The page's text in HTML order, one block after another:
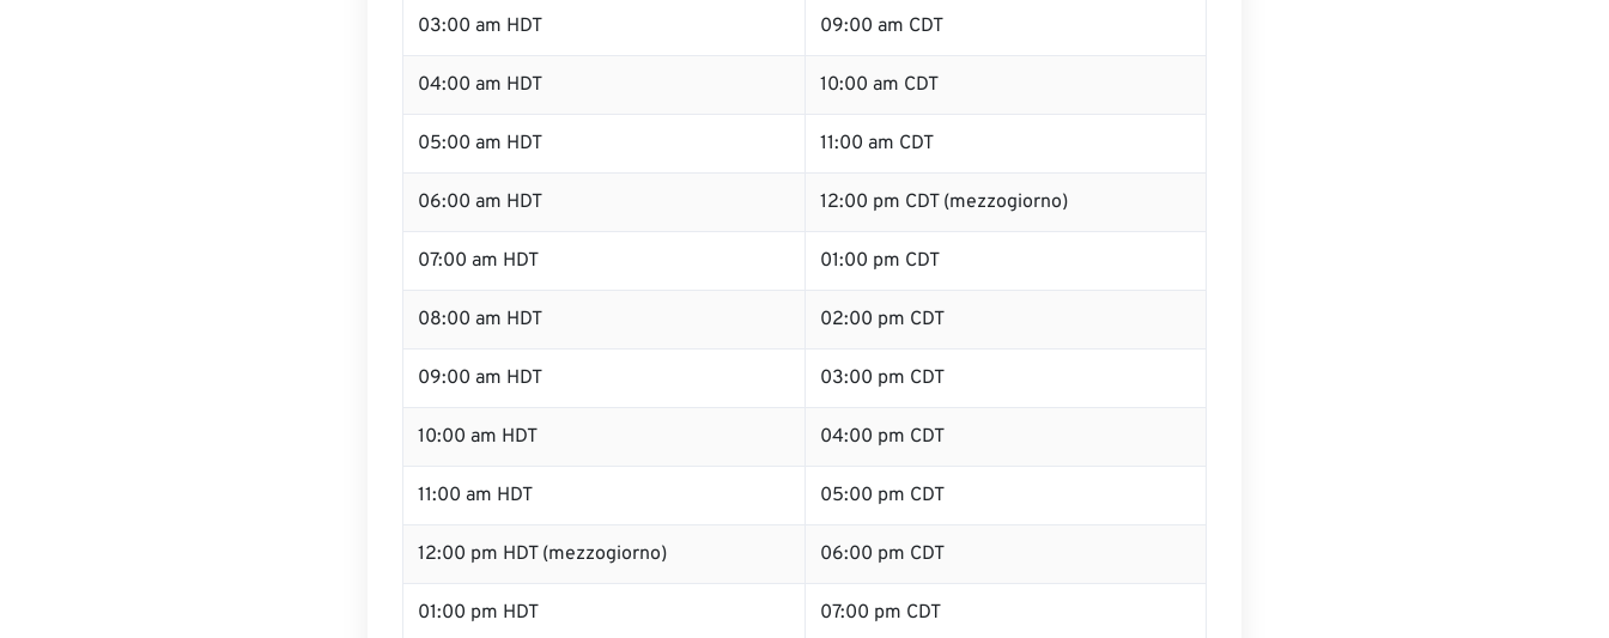
03:00 am HDT 09:00 am CDT
04:00 am HDT 10:00 am CDT
05:00 am HDT 11:00 am CDT
06:00 am HDT 12:00 pm CDT (mezzogiorno)
07:00 am HDT 01:00 pm CDT
08:00 am HDT 02:00 pm CDT
09:00 am HDT 03:00 pm CDT
10:00 am HDT 04:00 pm CDT
11:00 am HDT 05:00 pm CDT
12:00 pm HDT (mezzogiorno) 06:00 pm CDT
01:00 pm HDT 07:00 pm CDT